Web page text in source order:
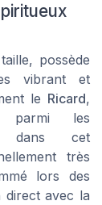
possède
vibrant et
le Ricard,
parmi les
cet
très
lors des
direct avec la